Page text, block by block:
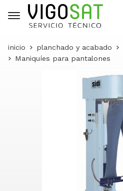
inicio planchado y acabado
Maniquíes para pantalones